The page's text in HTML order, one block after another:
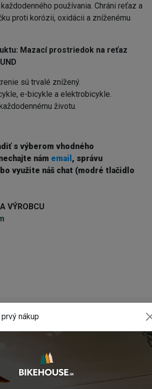
používania. Chráni reťaz a
proti korózii, oxidácii a zníženému
Mazací prostriedok na reťaz
sú trvalé znížený.
e-bicykle a elektrobicykle.
životu.
s výberom vhodného
nám email , správu
využite náš chat (modré tlačidlo
VÝROBCU
svetlo CRUSSIS CRS 1200
nákup